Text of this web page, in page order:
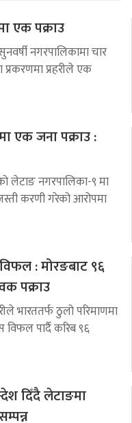
एक पक्राउ
नगरपालिकामा चार
प्रकरणमा प्रहरीले एक
एक जना पक्राउ :
लेटाङ नगरपालिका-९ मा
करणी गरेको आरोपमा
: मोरङबाट ९६
पक्राउ
भारततर्फ ठुलो परिमाणमा
विफल पार्दै करिब ९६
दिँदै लेटाङमा